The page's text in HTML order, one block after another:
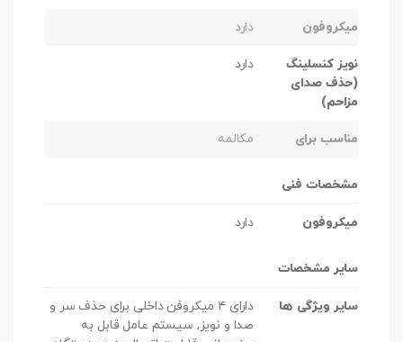
میکروفون دارد
نویز کنسلینگ
(حذف صدای
مزاحم)
دارد
مناسب برای مکالمه
مشخصات فنی
میکروفون دارد
سایر مشخصات
سایر ویژگی ها
دارای ۴ میکروفن داخلی برای حذف سر و
صدا و نویز, سیستم عامل قابل به